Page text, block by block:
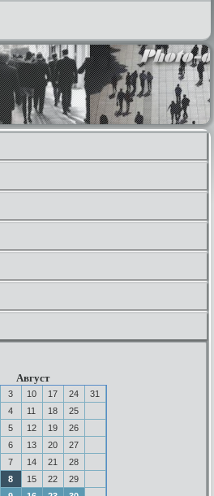
Август
3 10 17 24
31
4 11 18
25
5 12 19
26
6 13 20
27
7 14 21
28
8 15 22
29